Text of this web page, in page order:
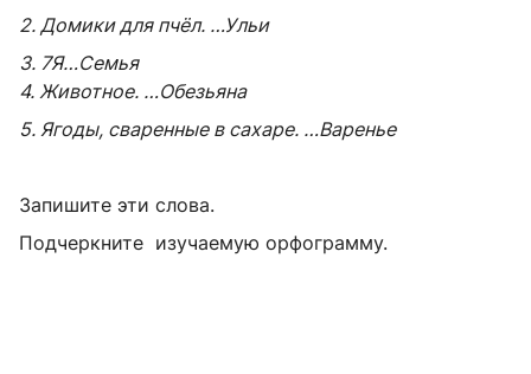
2. Домики для пчёл. …Ульи
3. 7Я…Семья
4. Животное. …Обезьяна
5. Ягоды, сваренные в сахаре. …Варенье
Запишите эти слова.
Подчеркните изучаемую орфограмму.